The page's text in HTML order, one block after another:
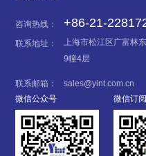
咨询热线： +86-21-
联系地址：
上海市松江区广富林
9幢4层
联系邮箱：
sales@yint.com.cn
微信公众号
微信订